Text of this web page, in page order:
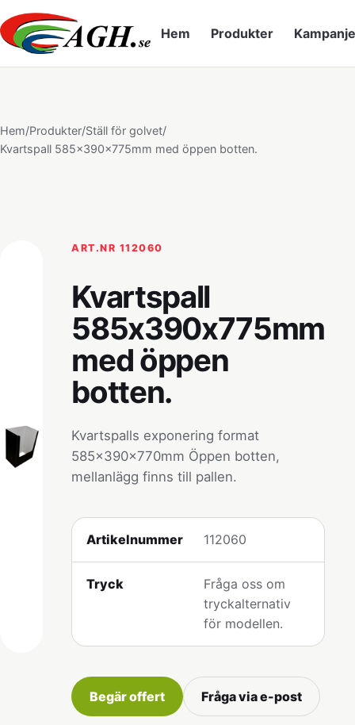
Hem Produkter
Hem/Produkter/Ställ för golvet/
Kvartspall 585x390x775mm med öppen botten.
ART.NR 112060
Kvartspall
585x390x775mm
med öppen
botten.
Kvartspalls exponering format
585x390x770mm Öppen botten,
mellanlägg finns till pallen.
Artikelnummer 112060
Tryck
Fråga oss om
tryckalternativ
för modellen.
Begär offert Fråga via e-post